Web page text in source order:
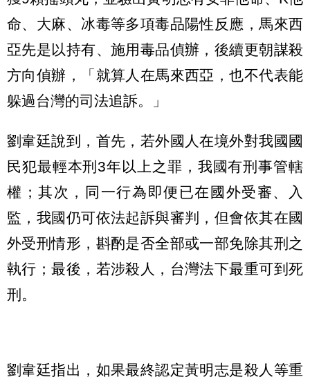
命、大麻、冰毒等多項毒品陽性反應，馬來西
亞先是以持有、施用毒品偵辦，後續更朝謀殺
方向偵辦，「就算人在馬來西亞，也不代表能
躲過台灣的司法追訴。」
劉韋廷說到，首先，若外國人在境外對我國國
民犯最輕本刑3年以上之罪，我國有刑事管轄
權；其次，同一行為即便已在國外受審、入
監，我國仍可依法起訴與審判，但會依其在國
外受刑情形，斟酌是否全部或一部免除其刑之
執行；最後，若涉殺人，台灣法下最重可到死
刑。
劉韋廷指出，如果最終認定黃明志是殺人等重